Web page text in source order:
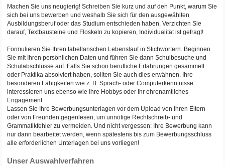
Machen Sie uns neugierig! Schreiben Sie kurz und auf den Punkt, warum Sie
sich bei uns bewerben und weshalb Sie sich für den ausgewählten
Ausbildungsberuf oder das Studium entschieden haben. Verzichten Sie
darauf, Textbausteine und Floskeln zu kopieren, Individualität ist gefragt!
Formulieren Sie Ihren tabellarischen Lebenslauf in Stichwörtern. Beginnen
Sie mit Ihren persönlichen Daten und führen Sie dann Schulbesuche und
Schulabschlüsse auf. Falls Sie schon berufliche Erfahrungen gesammelt
oder Praktika absolviert haben, sollten Sie auch dies erwähnen. Ihre
besonderen Fähigkeiten wie z. B. Sprach- oder Computerkenntnisse
interessieren uns ebenso wie Ihre Hobbys oder Ihr ehrenamtliches
Engagement.
Lassen Sie Ihre Bewerbungsunterlagen vor dem Upload von Ihren Eltern
oder von Freunden gegenlesen, um unnötige Rechtschreib- und
Grammatikfehler zu vermeiden. Und nicht vergessen: Ihre Bewerbung kann
nur dann bearbeitet werden, wenn spätestens bis zum Bewerbungsschluss
alle erforderlichen Unterlagen bei uns vorliegen!
Unser Auswahlverfahren